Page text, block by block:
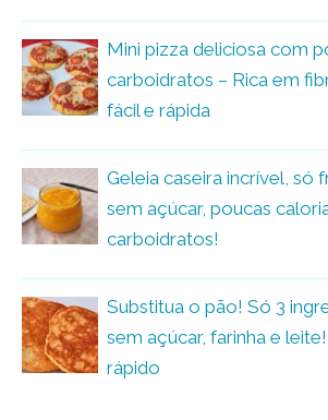
Mini pizza deliciosa com
carboidratos – Rica em
fácil e rápida
Geleia caseira incrível, só
sem açúcar, poucas
carboidratos!
Substitua o pão! Só 3
sem açúcar, farinha e
rápido